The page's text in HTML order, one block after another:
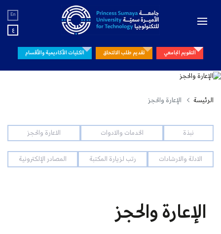
En
ع
التقويم الجامعي تقديم طلب الالتحاق الكليات الأكاديمية والأقسام
الرئيسة الإعارة والحجز
نبذة الخدمات والادوات الاعارة والحجز
الادلة والارشادات رتب لزيارة المكتبة المصادر الإلكترونية
الإعارة والحجز